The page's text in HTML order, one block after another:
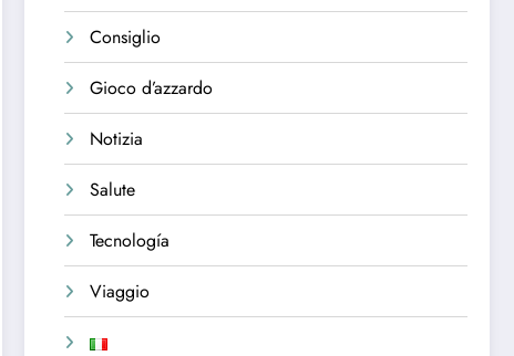
Consiglio
Gioco d’azzardo
Notizia
Salute
Tecnología
Viaggio